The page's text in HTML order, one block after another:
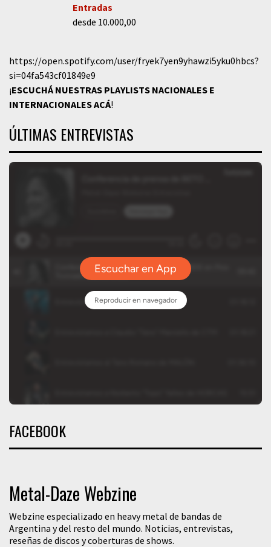
Entradas
desde 10.000,00
https://open.spotify.com/user/fryek7yen9yhawzi5yku0hbcs?
si=04fa543cf01849e9
¡ESCUCHÁ NUESTRAS PLAYLISTS NACIONALES E
INTERNACIONALESACÁ!
ÚLTIMAS ENTREVISTAS
FACEBOOK
Metal-Daze Webzine
Webzine especializado en heavy metal de bandas de
Argentina y del resto del mundo. Noticias, entrevistas,
reseñas de discos y coberturas de shows.